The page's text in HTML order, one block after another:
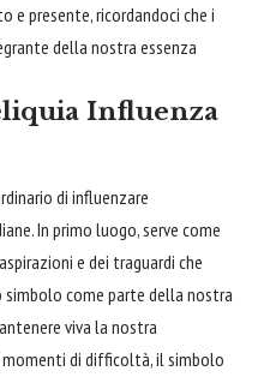
e presente, ricordandoci che i
della nostra essenza
Influenza
di influenzare
In primo luogo, serve come
e dei traguardi che
simbolo come parte della nostra
viva la nostra
momenti di difficoltà, il simbolo